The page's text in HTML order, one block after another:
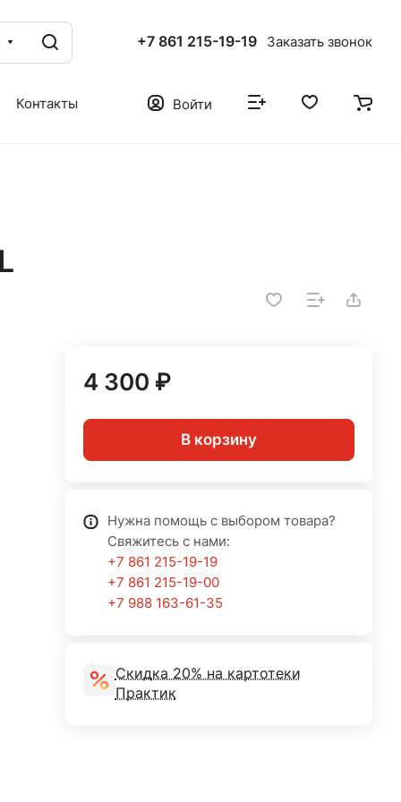
+7 861 215-19-19 Заказать звонок
Контакты Войти
4 300 ₽
В корзину
Нужна помощь с выбором товара?
Свяжитесь с нами:
+7 861 215-19-19
+7 861 215-19-00
+7 988 163-61-35
Скидка 20% на картотеки
Практик